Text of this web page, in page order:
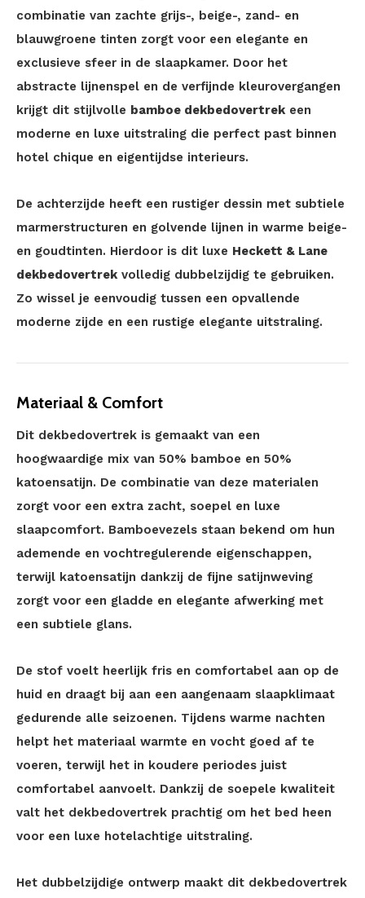
combinatie van zachte grijs-, beige-, zand- en
blauwgroene tinten zorgt voor een elegante en
exclusieve sfeer in de slaapkamer. Door het
abstracte lijnenspel en de verfijnde kleurovergangen
krijgt dit stijlvolle bamboe dekbedovertrekeen
moderne en luxe uitstraling die perfect past binnen
hotel chique en eigentijdse interieurs.
De achterzijde heeft een rustiger dessin met subtiele
marmerstructuren en golvende lijnen in warme beige-
en goudtinten. Hierdoor is dit luxe Heckett & Lane
dekbedovertrekvolledig dubbelzijdig te gebruiken.
Zo wissel je eenvoudig tussen een opvallende
moderne zijde en een rustige elegante uitstraling.
Materiaal & Comfort
Dit dekbedovertrek is gemaakt van een
hoogwaardige mix van 50% bamboe en 50%
katoensatijn. De combinatie van deze materialen
zorgt voor een extra zacht, soepel en luxe
slaapcomfort. Bamboevezels staan bekend om hun
ademende en vochtregulerende eigenschappen,
terwijl katoensatijn dankzij de fijne satijnweving
zorgt voor een gladde en elegante afwerking met
een subtiele glans.
De stof voelt heerlijk fris en comfortabel aan op de
huid en draagt bij aan een aangenaam slaapklimaat
gedurende alle seizoenen. Tijdens warme nachten
helpt het materiaal warmte en vocht goed af te
voeren, terwijl het in koudere periodes juist
comfortabel aanvoelt. Dankzij de soepele kwaliteit
valt het dekbedovertrek prachtig om het bed heen
voor een luxe hotelachtige uitstraling.
Het dubbelzijdige ontwerp maakt dit dekbedovertrek